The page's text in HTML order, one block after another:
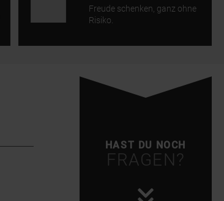
Freude schenken, ganz ohne
Risiko.
HAST DU NOCH
FRAGEN?